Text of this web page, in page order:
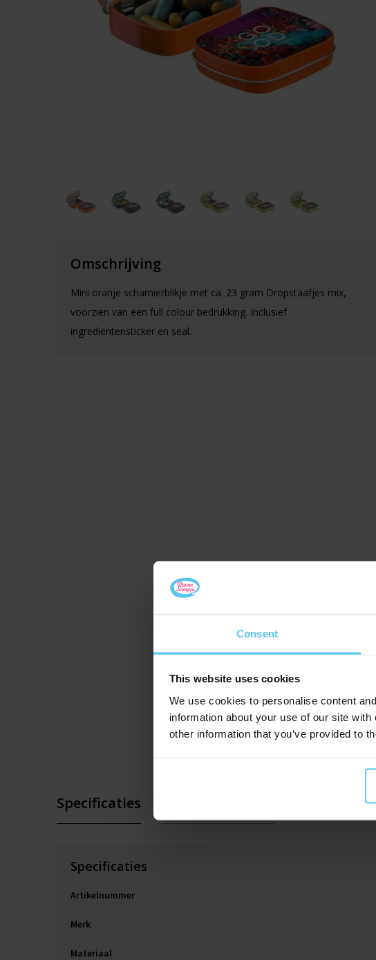
Consent
This website uses cookies
We use cookies to personalise content
information about your use of our site
other information that you’ve provided to
Omschrijving
Mini oranje scharnierblikje met ca. 23 gram Dropstaafjes mix,
voorzien van een full colour bedrukking. Inclusief
ingrediëntensticker en seal.
Specificaties
Specificaties
Artikelnummer
Merk
Materiaal